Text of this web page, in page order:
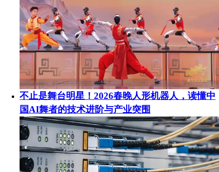
不止是舞台明星！2026春晚人形机器人，读懂中
国AI舞者的技术进阶与产业突围